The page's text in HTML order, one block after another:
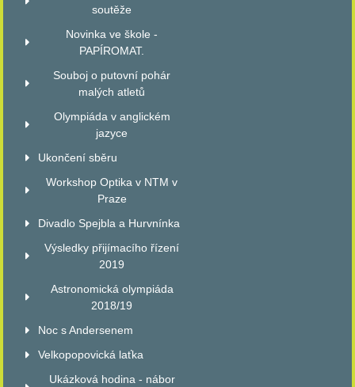
soutěže
Novinka ve škole -
PAPÍROMAT.
Souboj o putovní pohár
malých atletů
Olympiáda v anglickém
jazyce
Ukončení sběru
Workshop Optika v NTM v
Praze
Divadlo Spejbla a Hurvnínka
Výsledky přijímacího řízení
2019
Astronomická olympiáda
2018/19
Noc s Andersenem
Velkopopovická laťka
Ukázková hodina - nábor